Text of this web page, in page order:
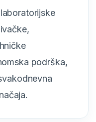
podrška,